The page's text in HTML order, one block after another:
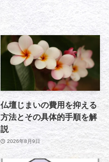
仏壇じまいの費用を抑える
方法とその具体的手順を解
説
2026年8月9日